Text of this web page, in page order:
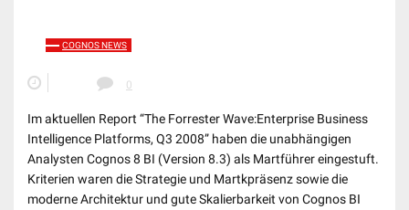
COGNOS NEWS
0
Im aktuellen Report “The Forrester Wave:Enterprise Business
Intelligence Platforms, Q3 2008” haben die unabhängigen
Analysten Cognos 8 BI (Version 8.3) als Martführer eingestuft.
Kriterien waren die Strategie und Martkpräsenz sowie die
moderne Architektur und gute Skalierbarkeit von Cognos BI